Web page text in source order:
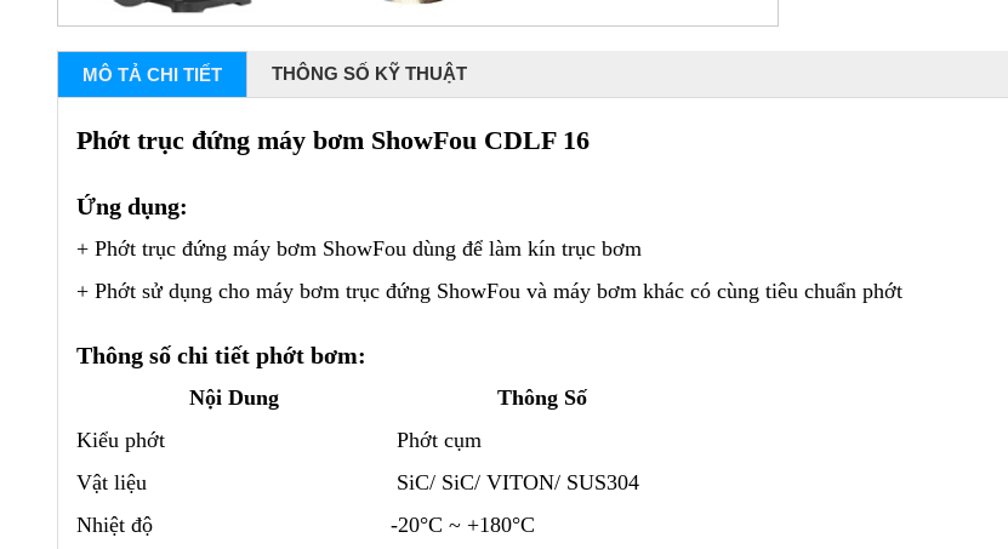
MÔ TẢ CHI TIẾT THÔNG SỐ KỸ THUẬT
Phớt trục đứng máy bơm ShowFou CDLF 16
Ứng dụng:
+ Phớt trục đứng máy bơm ShowFou dùng để làm kín trục bơm
+ Phớt sử dụng cho máy bơm trục đứng ShowFou và máy bơm khác có cùng tiêu chuẩn phớt
Thông số chi tiết phớt bơm:
Nội Dung
Thông Số
Kiểu phớt
Phớt cụm
Vật liệu
SiC/ SiC/ VITON/ SUS304
Nhiệt độ
-20°C ~ +180°C